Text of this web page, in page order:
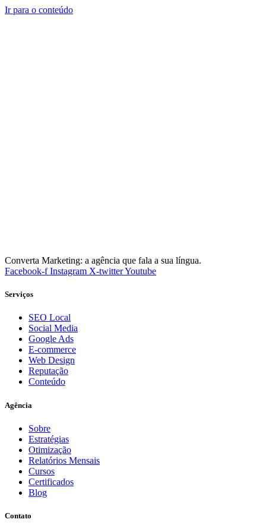
Ir para o conteúdo
Converta Marketing: a agência que fala a sua língua.
Facebook-f Instagram X-twitterYoutube
Serviços
SEO Local
Social Media
Google Ads
E-commerce
Web Design
Reputação
Conteúdo
Agência
Sobre
Estratégias
Otimização
Relatórios Mensais
Cursos
Certificados
Blog
Contato